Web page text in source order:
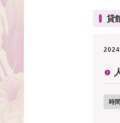
貸
時間